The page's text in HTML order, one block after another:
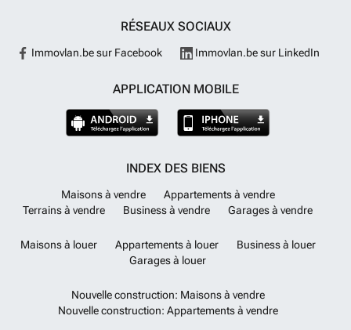
RÉSEAUX SOCIAUX
Immovlan.be sur Facebook Immovlan.be sur LinkedIn
APPLICATION MOBILE
INDEX DES BIENS
Maisons à vendre
Appartements à vendre
Terrains à vendre
Business à vendre Garages à vendre
Maisons à louer Appartements à louer
Business à louer
Garages à louer
Nouvelle construction: Maisons à vendre
Nouvelle construction: Appartements à vendre